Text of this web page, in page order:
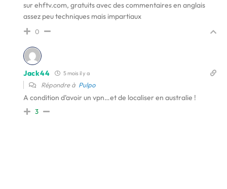
sur ehftv.com, gratuits avec des commentaires en anglais
assez peu techniques mais impartiaux
0
Jack44 5 mois il y a
Répondre à Pulpo
A condition d’avoir un vpn…et de localiser en australie !
3